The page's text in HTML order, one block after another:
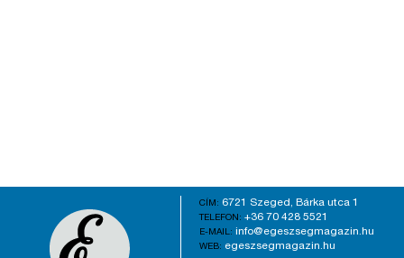
CÍM: 6721 Szeged, Bárka utca 1
TELEFON: +36 70 428 5521
E-MAIL: info@egeszsegmagazin.hu
WEB: egeszsegmagazin.hu